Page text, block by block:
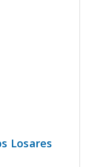
Losares